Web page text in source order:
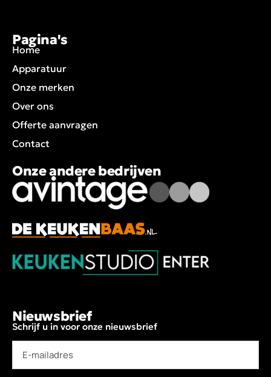
Pagina's
Home
Apparatuur
Onze merken
Over ons
Offerte aanvragen
Contact
Onze andere bedrijven
Nieuwsbrief
Schrijf u in voor onze nieuwsbrief